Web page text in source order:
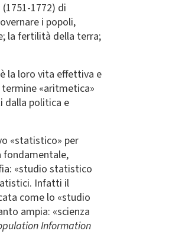
(1751-1772) di
i popoli,
la fertilità della terra;
la loro vita effettiva e
«aritmetica»
dalla politica e
«statistico» per
fondamentale,
«studio statistico
Infatti il
come lo «studio
ampia: «scienza
Information